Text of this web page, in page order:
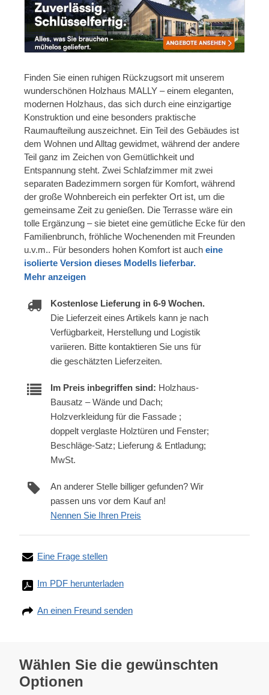
Finden Sie einen ruhigen Rückzugsort mit unserem
wunderschönen Holzhaus MALLY – einem eleganten,
modernen Holzhaus, das sich durch eine einzigartige
Konstruktion und eine besonders praktische
Raumaufteilung auszeichnet. Ein Teil des Gebäudes ist
dem Wohnen und Alltag gewidmet, während der andere
Teil ganz im Zeichen von Gemütlichkeit und
Entspannung steht. Zwei Schlafzimmer mit zwei
separaten Badezimmern sorgen für Komfort, während
der große Wohnbereich ein perfekter Ort ist, um die
gemeinsame Zeit zu genießen. Die Terrasse wäre ein
tolle Ergänzung – sie bietet eine gemütliche Ecke für den
Familienbrunch, fröhliche Wochenenden mit Freunden
u.v.m.. Für besonders hohen Komfort ist auch eine
isolierte Version dieses Modells lieferbar.
Mehr anzeigen
Kostenlose Lieferung in 6-9 Wochen.
Die Lieferzeit eines Artikels kann je nach
Verfügbarkeit, Herstellung und Logistik
variieren. Bitte kontaktieren Sie uns für
die geschätzten Lieferzeiten.
Im Preis inbegriffen sind: Holzhaus-
Bausatz – Wände und Dach;
Holzverkleidung für die Fassade ;
doppelt verglaste Holztüren und Fenster;
Beschläge-Satz; Lieferung & Entladung;
MwSt.
An anderer Stelle billiger gefunden? Wir
passen uns vor dem Kauf an!
Nennen Sie Ihren Preis
Eine Frage stellen
Im PDF herunterladen
An einen Freund senden
Wählen Sie die gewünschten
Optionen